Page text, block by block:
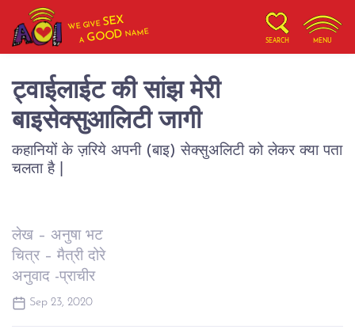
WE GIVESEX
AGOOD NAME
SEARCH MENU
ट्वाईलाईट की सांझ मेरी
बाइसेक्सुआलिटी जागी
कहानियों के ज़रिये अपनी (बाइ) सेक्सुअलिटी को लेकर क्या पता
चलता है |
लेख – अनुषा भट
चित्र – मैत्री दोरे
अनुवाद -प्राचीर
Sep 23, 2020